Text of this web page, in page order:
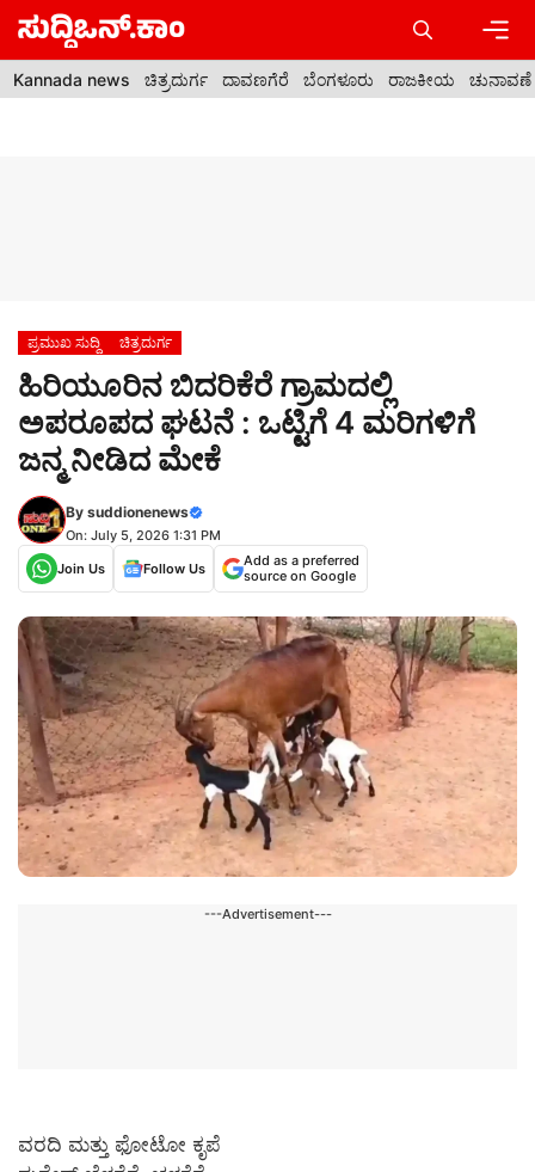
Skip
content
Kannada news ಚಿತ್ರದುರ್ಗ ದಾವಣಗೆರೆ ಬೆಂಗಳೂರು ರಾಜಕೀಯ ಚುನಾವಣೆ
ಪ್ರಮುಖ ಸುದ್ದಿ ಚಿತ್ರದುರ್ಗ
ಹಿರಿಯೂರಿನ ಬಿದರಿಕೆರೆ ಗ್ರಾಮದಲ್ಲಿ
ಅಪರೂಪದ ಘಟನೆ : ಒಟ್ಟಿಗೆ 4 ಮರಿಗಳಿಗೆ
ಜನ್ಮ ನೀಡಿದ ಮೇಕೆ
By suddionenews
On: July 5, 2026 1:31 PM
Join Us
Follow Us
Add as a preferred
source on Google
---Advertisement---
ವರದಿ ಮತ್ತು ಫೋಟೋ ಕೃಪೆ